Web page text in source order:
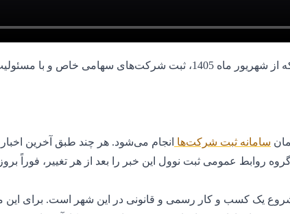
محدود در مناطق زیر از طریق
سامانه ثبت شرکت‌ها انجام می‌شود. هر چند طبق آخرین
روابط عمومی ثبت نوول این خبر را بعد از هر تغییر، فوراً
یک کسب و کار رسمی و قانونی در این شهر است. برای این